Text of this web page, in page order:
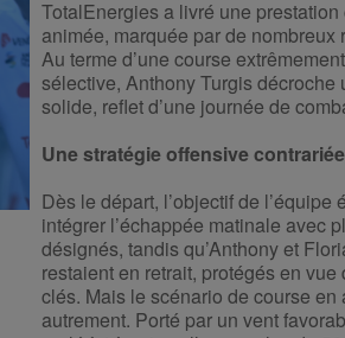
TotalEnergies a livré une
animée, marquée par de nombreux
Au terme d’une course
sélective, Anthony Turgis décroche
solide, reflet d’une journée de
Une stratégie offensive contrariée
Dès le départ, l’objectif de l’équipe
intégrer l’échappée matinale avec
désignés, tandis qu’Anthony et
restaient en retrait, protégés en vue
clés. Mais le scénario de course en
autrement. Porté par un vent